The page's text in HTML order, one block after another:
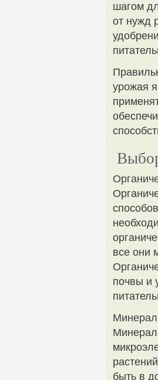
шагом
от нужд
урожая
все они
почвы и
быть в